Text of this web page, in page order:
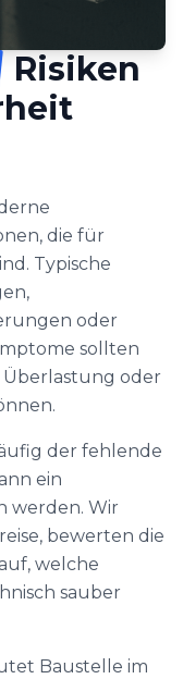
Risiken
die für
Typische
oder
sollten
Überlastung oder
der fehlende
ein
werden. Wir
bewerten die
welche
sauber
Baustelle im